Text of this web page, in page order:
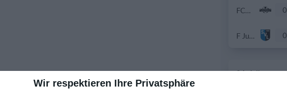
Wir respektieren Ihre Privatsphäre
FCU U11 Junioren 0
F Junioren (U8|U9) 0
24. Juli